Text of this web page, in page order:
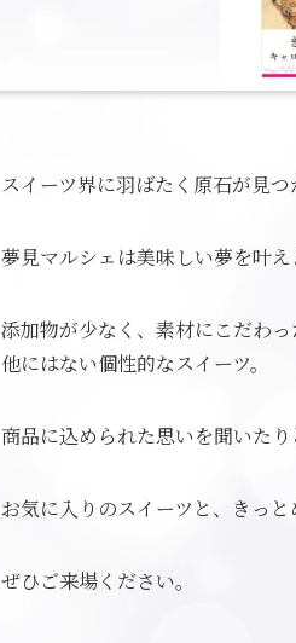
スイーツ界に羽ばたく原石が見つ
夢見マルシェは美味しい夢を叶
添加物が少なく、素材にこだわっ
他にはない個性的なスイーツ。
商品に込められた思いを聞いた
お気に入りのスイーツと、きっと
ぜひご来場ください。